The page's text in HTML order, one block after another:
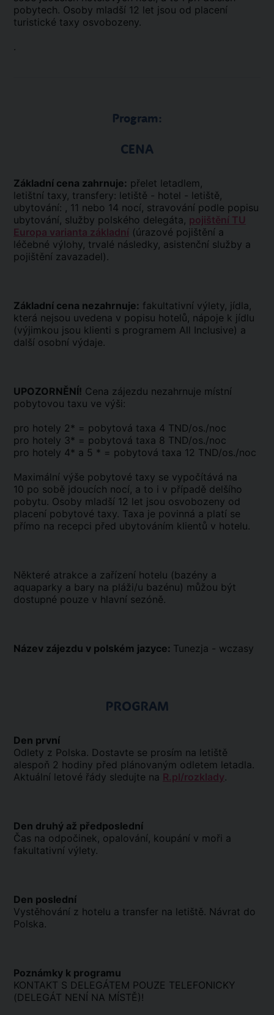
pobytech. Osoby mladší 12 let jsou od placení
turistické taxy osvobozeny.
.
Program:
CENA
Základní cena zahrnuje: přelet letadlem,
letištní taxy, transfery: letiště - hotel - letiště,
ubytování: , 11 nebo 14 nocí, stravování podle popisu
ubytování, služby polského delegáta, pojištění TU
Europa varianta základní (úrazové pojištění a
léčebné výlohy, trvalé následky, asistenční služby a
pojištění zavazadel).
Základní cena nezahrnuje: fakultativní výlety, jídla,
která nejsou uvedena v popisu hotelů, nápoje k jídlu
(výjimkou jsou klienti s programem All Inclusive) a
další osobní výdaje.
UPOZORNĚNÍ! Cena zájezdu nezahrnuje místní
pobytovou taxu ve výši:
pro hotely 2* = pobytová taxa 4 TND/os./noc
pro hotely 3* = pobytová taxa 8 TND/os./noc
pro hotely 4* a 5 * = pobytová taxa 12 TND/os./noc
Maximální výše pobytové taxy se vypočítává na
10 po sobě jdoucích nocí, a to i v případě delšího
pobytu. Osoby mladší 12 let jsou osvobozeny od
placení pobytové taxy. Taxa je povinná a platí se
přímo na recepci před ubytováním klientů v hotelu.
Některé atrakce a zařízení hotelu (bazény a
aquaparky a bary na pláži/u bazénu) můžou být
dostupné pouze v hlavní sezóně.
Název zájezdu v polském jazyce: Tunezja - wczasy
PROGRAM
Den první
Odlety z Polska. Dostavte se prosím na letiště
alespoň 2 hodiny před plánovaným odletem letadla.
Aktuální letové řády sledujte na R.pl/rozklady.
Den druhý až předposlední
Čas na odpočinek, opalování, koupání v moři a
fakultativní výlety.
Den poslední
Vystěhování z hotelu a transfer na letiště. Návrat do
Polska.
Poznámky k programu
KONTAKT S DELEGÁTEM POUZE TELEFONICKY
(DELEGÁT NENÍ NA MÍSTĚ)!